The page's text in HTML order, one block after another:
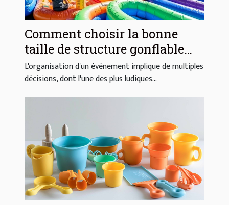
Comment choisir la bonne
taille de structure gonflable
pour votre événement
L'organisation d'un événement implique de multiples
décisions, dont l'une des plus ludiques...